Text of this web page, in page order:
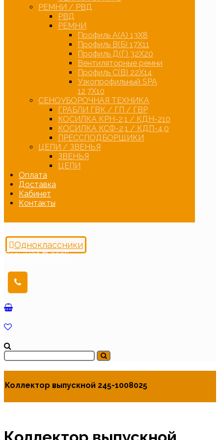
РЕМНИ / РВД
РВД
РЕМНИ
Профиль А(А) 13Х8
Профиль В(Б) 17Х11
Профиль Д(Г) 32Х20
Вентиляторные ремни
Профиль С(В) 22Х14
Узкопрофильный SPA
12,7Х10
СЕНОУБОРОЧНАЯ ТЕХНИКА
ГРАБЛИ ГВК / ГП / ГВР
КОСИЛКА КРН-2,1 / КДН-210
КОСИЛКА КСФ-2,1 / КДП-4,0
ПРЕССПОДБОРЩИКИ
ЦЕПИ / ЗВЕНЬЯ
ЗВЕНЬЯ
ЦЕПИ
Оплата
Доставка
Кабинет
Контакты
Одноклассники
Copyright © 2026
Коллектор выпускной 245-1008025